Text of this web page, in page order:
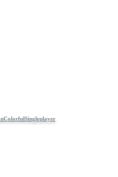
ColorfulSingleplayer